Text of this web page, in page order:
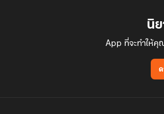
นิ
App ที่จะทำให้คุ